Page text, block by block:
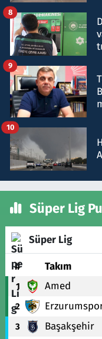
8
9
10
Süper Lig
Süper Lig
# Takım
1 Amed
2
3 Başakşehir